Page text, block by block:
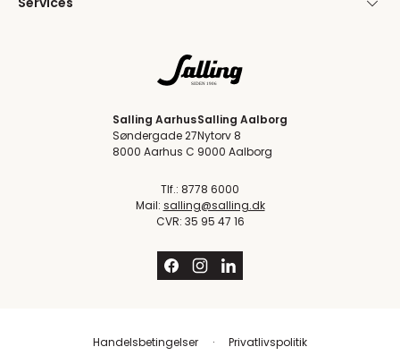
Salling Aarhus
Søndergade 27
8000 Aarhus C
Salling Aalborg
Nytorv 8
9000 Aalborg
Tlf.: 8778 6000
Mail: salling@salling.dk
CVR: 35 95 47 16
Handelsbetingelser Privatlivspolitik